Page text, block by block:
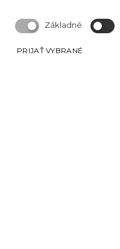
Základné
PRIJAŤ VYBRANÉ